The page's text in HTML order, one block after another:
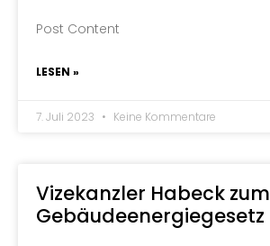
Post Content
LESEN »
7. Juli 2023 Keine Kommentare
Vizekanzler Habeck zum
Gebäudeenergiegesetz